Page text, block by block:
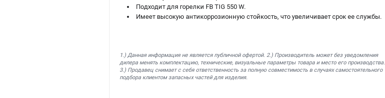
Подходит для горелки FB TIG 550 W.
Имеет высокую антикоррозионную стойкость, что увеличивает срок ее службы.
1.) Данная информация не является публичной офертой. 2.) Производитель может без уведомления
дилера менять комплектацию, технические, визуальные параметры товара и место его производства.
3.) Продавец снимает с себя ответственность за полную совместимость в случаях самостоятельного
подбора клиентом запасных частей для изделия.